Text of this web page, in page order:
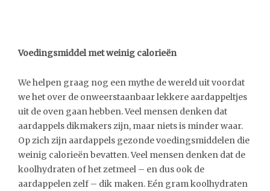
Voedingsmiddel met weinig calorieën
We helpen graag nog een mythe de wereld uit voordat
we het over de onweerstaanbaar lekkere aardappeltjes
uit de oven gaan hebben. Veel mensen denken dat
aardappels dikmakers zijn, maar niets is minder waar.
Op zich zijn aardappels gezonde voedingsmiddelen die
weinig calorieën bevatten. Veel mensen denken dat de
koolhydraten of het zetmeel – en dus ook de
aardappelen zelf – dik maken. Eén gram koolhydraten